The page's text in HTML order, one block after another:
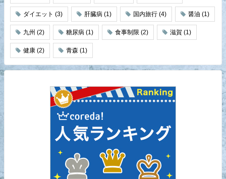
ダイエット (3) 肝臓病 (1) 国内旅行 (4) 醤油 (1)
九州 (2) 糖尿病 (1) 食事制限 (2) 滋賀 (1)
健康 (2) 青森 (1)